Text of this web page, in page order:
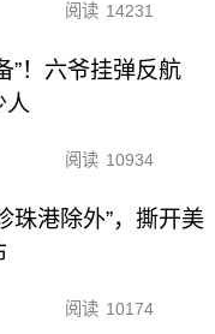
阅读 14231
”！六爷挂弹反航
人
阅读 10934
珠港除外”，撕开美
阅读 10174